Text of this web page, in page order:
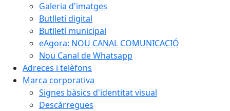
Galeria d'imatges
Butlletí digital
Butlletí municipal
eAgora: NOU CANAL COMUNICACIÓ
Nou Canal de Whatsapp
Adreces i telèfons
Marca corporativa
Signes bàsics d'identitat visual
Descàrregues